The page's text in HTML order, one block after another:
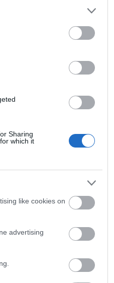
Sharing
which it
like cookies on
advertising
Υπολογιστών σε 2
της Google
«μαμούθ» (με μόρια)